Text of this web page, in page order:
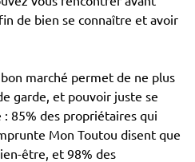
de bien se connaître et avoir
marché permet de ne plus
garde, et pouvoir juste se
85% des propriétaires qui
Mon Toutou disent que
être, et 98% des